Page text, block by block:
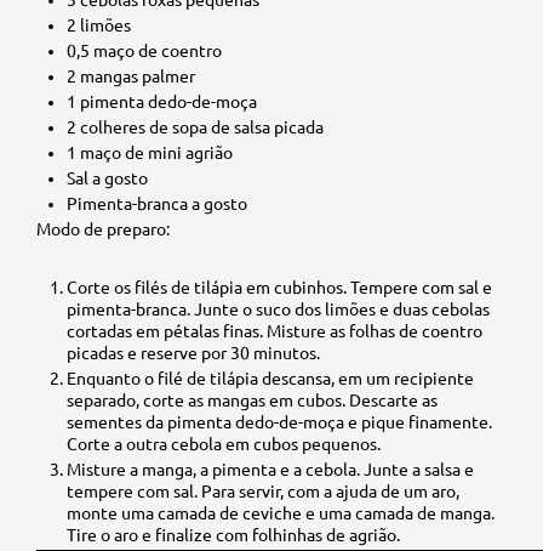
2 limões
0,5 maço de coentro
2 mangas palmer
1 pimenta dedo-de-moça
2 colheres de sopa de salsa picada
1 maço de mini agrião
Sal a gosto
Pimenta-branca a gosto
Modo de preparo:
Corte os filés de tilápia em cubinhos. Tempere com sal e
pimenta-branca. Junte o suco dos limões e duas cebolas
cortadas em pétalas finas. Misture as folhas de coentro
picadas e reserve por 30 minutos.
Enquanto o filé de tilápia descansa, em um recipiente
separado, corte as mangas em cubos. Descarte as
sementes da pimenta dedo-de-moça e pique finamente.
Corte a outra cebola em cubos pequenos.
Misture a manga, a pimenta e a cebola. Junte a salsa e
tempere com sal. Para servir, com a ajuda de um aro,
monte uma camada de ceviche e uma camada de manga.
Tire o aro e finalize com folhinhas de agrião.